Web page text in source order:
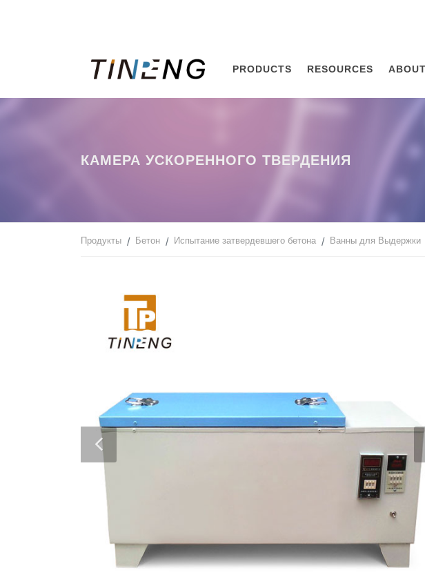
PRODUCTS RESOURCES
КАМЕРА УСКОРЕННОГО ТВЕРДЕНИЯ
Продукты Бетон Испытание затвердевшего бетона Ванны для Выдержки